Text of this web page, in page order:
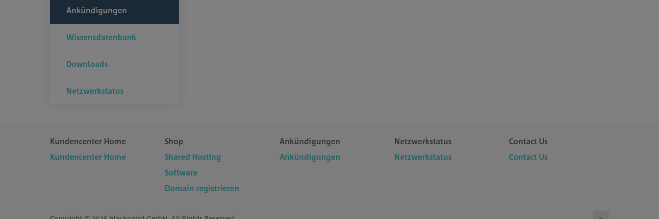
Ankündigungen
Wissensdatenbank
Downloads
Netzwerkstatus
Kundencenter Home
Kundencenter Home
Shop
Shared Hosting
Software
Domain registrieren
Ankündigungen
Ankündigungen
Netzwerkstatus
Netzwerkstatus
Contact Us
Contact Us